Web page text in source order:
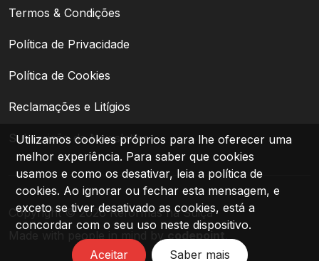
Login
PT | FR | DE
Termos & Condições
Política de Privacidade
Política de Cookies
Reclamações e Litígios
Subscrição da Newsletter
Copyright © 2026 Reformas na Suiça
Made with people in mind bycodepoint.
Utilizamos cookies próprios para lhe oferecer uma
melhor experiência. Para saber que cookies
usamos e como os desativar, leia a política de
cookies. Ao ignorar ou fechar esta mensagem, e
exceto se tiver desativado as cookies, está a
concordar com o seu uso neste dispositivo.
Aceitar Saber mais